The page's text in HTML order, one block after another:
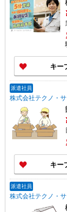
キー
派遣社員
株式会社テクノ・
キー
派遣社員
株式会社テクノ・